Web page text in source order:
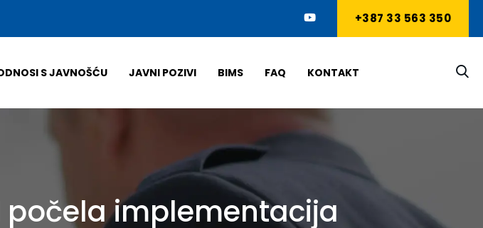
+387 33 563 350
S JAVNOŠĆU JAVNI POZIVI BIMS FAQ KONTAKT
počela implementacija